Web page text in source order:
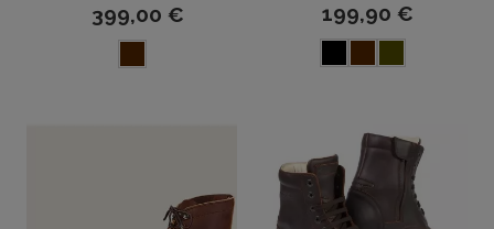
399,00 € 199,90 €